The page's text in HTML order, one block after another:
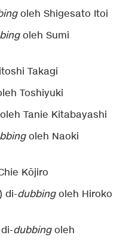
oleh Shigesato Itoi
oleh Sumi
Takagi
Toshiyuki
Tanie Kitabayashi
oleh Naoki
Kōjiro
di-dubbingoleh Hiroko
dubbingoleh